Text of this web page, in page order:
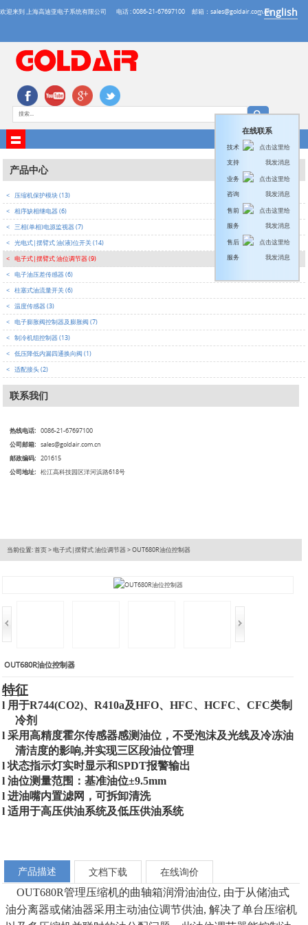
欢迎来到 上海高迪亚电子系统有限公司 电话 : 0086-21-67697100 邮箱：sales@goldair.com.cn
→English
产品中心
<
压缩机保护模块 (13)
<
相序缺相继电器 (6)
<
三相(单相)电源监视器 (7)
<
光电式|摆臂式 油(液)位开关 (14)
<
电子式|摆臂式 油位调节器 (9)
<
电子油压差传感器 (6)
<
柱塞式油流量开关 (6)
<
温度传感器 (3)
<
电子膨胀阀控制器及膨胀阀 (7)
<
制冷机组控制器 (13)
<
低压降低内漏四通换向阀 (1)
<
适配接头 (2)
联系我们
热线电话:
0086-21-67697100
公司邮箱:
sales@goldair.com.cn
邮政编码:
201615
公司地址:
松江高科技园区洋河浜路618号
当前位置:首页>电子式|摆臂式 油位调节器>OUT680R油位控制器
OUT680R油位控制器
特征
l 用于R744(CO2)、 R410a及HFO、 HFC、 HCFC、 CFC类制
冷剂
l 采用高精度霍尔传感器感测油位，不受泡沫及光线及冷冻油
清洁度的影响,并实现三区段油位管理
l 状态指示灯实时显示和SPDT报警输出
l 油位测量范围：基准油位±9.5mm
l 进油嘴内置滤网，可拆卸清洗
l 适用于高压供油系统及低压供油系统
产品描述 文档下载 在线询价
OUT680R管理压缩机的曲轴箱润滑油油位, 由于从储油式
油分离器或储油器采用主动油位调节供油, 解决了单台压缩机
在线联系
技术
支持
业务
咨询
售前
服务
售后
服务